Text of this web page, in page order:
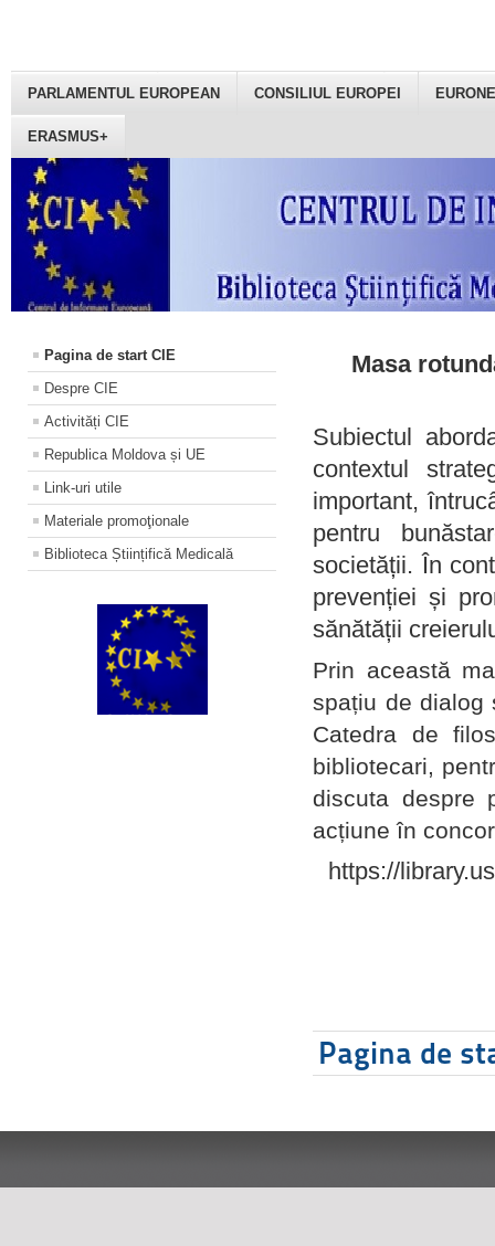
PARLAMENTUL EUROPEAN CONSILIUL EUROPEI
ERASMUS+
Pagina de start CIE
Despre CIE
Activități CIE
Republica Moldova și UE
Link-uri utile
Materiale promoţionale
Biblioteca Științifică Medicală
Masa
Subiectul
contextul
important,
pentru
societății. În
prevenției și
sănătății
Prin această
spațiu de dialog
Catedra de
bibliotecari,
discuta despre
acțiune în
https://
Pagina de